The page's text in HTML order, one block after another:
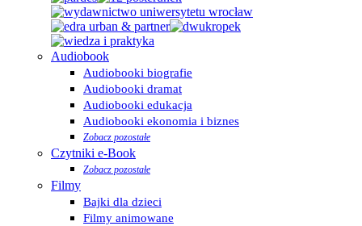
Audiobook
Audiobooki biografie
Audiobooki dramat
Audiobooki edukacja
Audiobooki ekonomia i biznes
Zobacz pozostałe
Czytniki e-Book
Zobacz pozostałe
Filmy
Bajki dla dzieci
Filmy animowane